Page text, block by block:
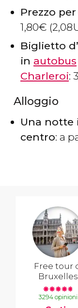
Prezzo
1,80€ (2,08
Biglietto
in autobus
Charleroi:
Alloggio
Una notte
centro: a
Free tour
Bruxelles
3294 opinioni